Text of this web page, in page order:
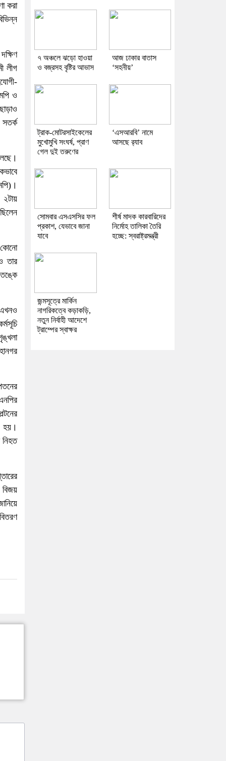
করা
লীগ
ও
২টায়
তার
হয়।
নিহত
বিজয়
৭ অঞ্চলে ঝড়ো হাওয়া
ও বজ্রসহ বৃষ্টির আভাস
আজ ঢাকার বাতাস
‘সহনীয়’
ট্রাক-মোটরসাইকেলের
মুখোমুখি সংঘর্ষ, প্রাণ
গেল দুই তরুণের
‘এসআরবি’ নামে
আসছে র‌্যাব
সোমবার এসএসসির ফল
প্রকাশ, যেভাবে জানা
যাবে
শীর্ষ মাদক কারবারিদের
নির্মোহ তালিকা তৈরি
হচ্ছে: স্বরাষ্ট্রমন্ত্রী
জন্মসূত্রে মার্কিন
নাগরিকত্বে কড়াকড়ি,
নতুন নির্বাহী আদেশে
ট্রাম্পের স্বাক্ষর